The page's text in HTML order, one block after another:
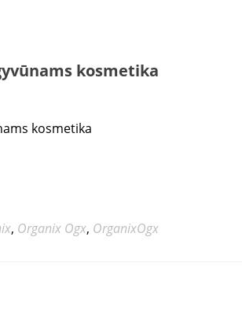
kosmetika
kosmetika
, Organix Ogx, OrganixOgx